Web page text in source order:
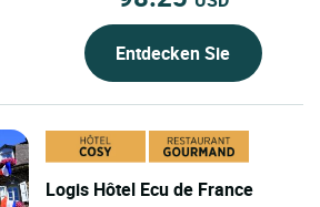
Entdecken Sie
Logis Hôtel Ecu de France